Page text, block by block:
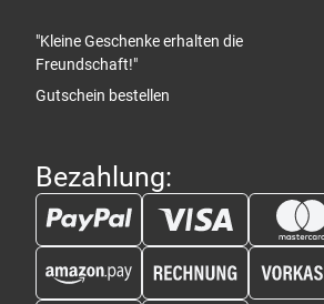
"Kleine Geschenke erhalten die
Freundschaft!"
Gutschein bestellen
Bezahlung: